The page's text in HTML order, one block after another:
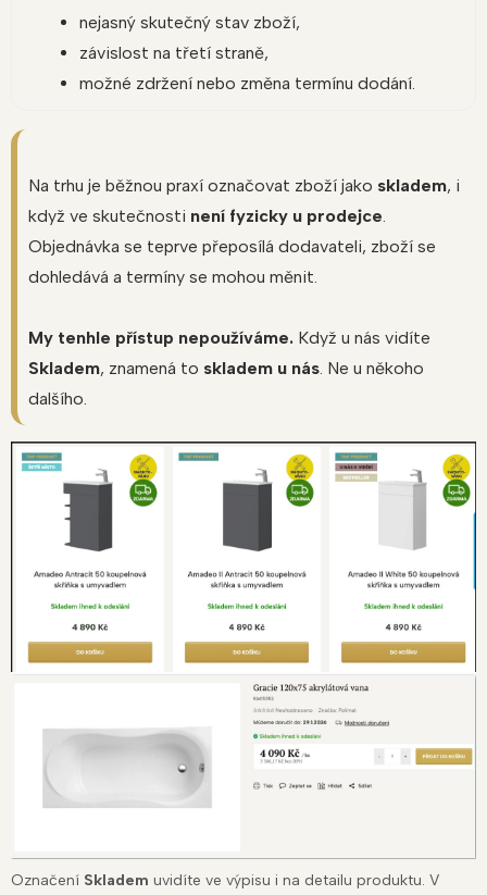
nejasný skutečný stav zboží,
závislost na třetí straně,
možné zdržení nebo změna termínu dodání.
Na trhu je běžnou praxí označovat zboží jako skladem, i
když ve skutečnosti není fyzicky u prodejce.
Objednávka se teprve přeposílá dodavateli, zboží se
dohledává a termíny se mohou měnit.
My tenhle přístup nepoužíváme. Když u nás vidíte
Skladem, znamená to skladem u nás. Ne u někoho
dalšího.
Označení Skladem uvidíte ve výpisu i na detailu produktu. V